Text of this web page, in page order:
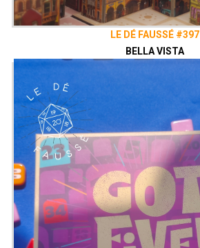
des ponts pour atteindre de nouvelles
terres et différentes constructions pour
gagner des points de victoire. Le joueur
qui a construit le plus grand empire et
qui a gagné le plus de points de victoire
partie.
Présenté parAlex
Twitter@ledefausse
InstagramLe Dé Faussé
FacebookLe Dé Faussé
LE DÉ FAUSSÉ #397
BELLA VISTA